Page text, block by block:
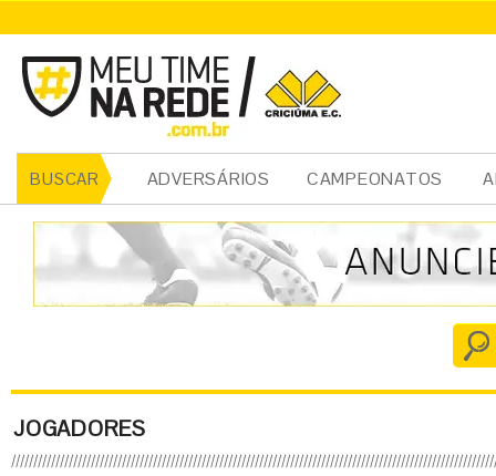
BUSCAR ADVERSÁRIOS CAMPEONATOS
JOGADORES